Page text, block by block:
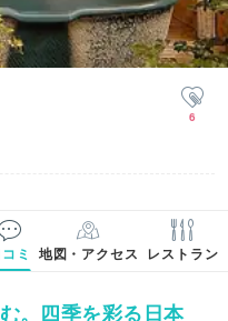
6
ミ 地図・アクセス レストラン
。四季を彩る日本